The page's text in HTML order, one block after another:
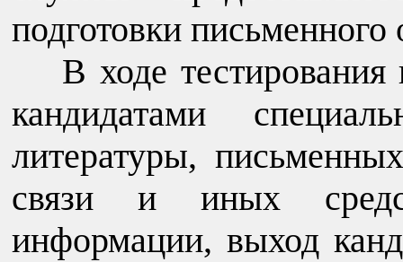
подготовки письменного
В ходе тестирования
кандидатами
литературы,
связи и иных
информации, выход